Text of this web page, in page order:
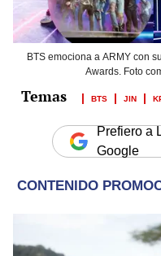
BTS emociona a ARMY con
Awards. Foto
BTS JIN
Prefiero a
Google